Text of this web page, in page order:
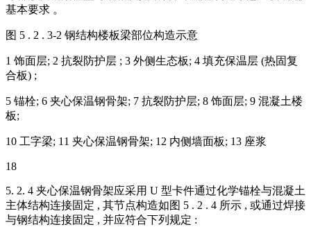
基本要求 。
图 5 . 2 . 3-2 钢结构楼板梁部位构造示意
1 饰面层; 2 抗裂防护层 ; 3 外侧生态板; 4 填充保温层 (热固复
合板) ;
5 锚栓; 6 夹心保温钢骨架; 7 抗裂防护层; 8 饰面层; 9 混凝土楼
板;
10 工字梁; 11 夹心保温钢骨架; 12 内侧墙面板; 13 座浆
18
5. 2. 4 夹心保温钢骨架应采用 U 型卡件通过化学锚栓与混凝土
主体结构连接固定 , 其节点构造如图 5 . 2 . 4 所示 , 或通过焊接
与钢结构连接固定 , 并应符合下列规定 :